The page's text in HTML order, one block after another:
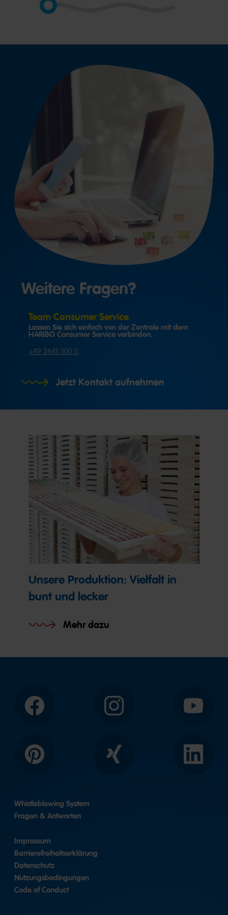
Weitere Fragen?
Team Consumer Service
Lassen Sie sich einfach von der Zentrale mit dem
HARIBO Consumer Service verbinden.
+49 2641 300 0
Jetzt Kontakt aufnehmen
Unsere Produktion: Vielfalt in
bunt und lecker
Mehr dazu
Facebook Instagram YouTube
Pinterest Xing LinkedIn
Whistleblowing System
Fragen & Antworten
Impressum
Barrierefreiheitserklärung
Datenschutz
Nutzungsbedingungen
Code of Conduct